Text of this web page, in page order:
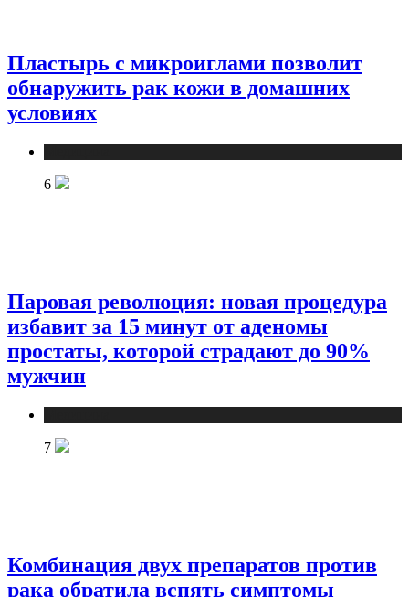
Пластырь с микроиглами позволит
обнаружить рак кожи в домашних
условиях
6
Паровая революция: новая процедура
избавит за 15 минут от аденомы
простаты, которой страдают до 90%
мужчин
7
Комбинация двух препаратов против
рака обратила вспять симптомы